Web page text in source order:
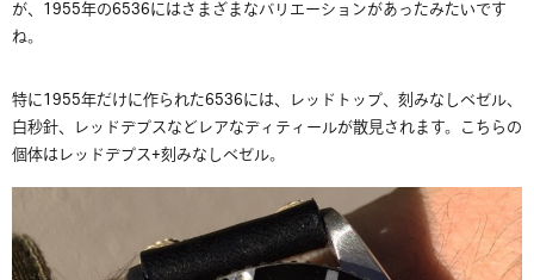
が、1955年の6536にはさまざまなバリエーションがあったみたいです
ね。
特に1955年だけに作られた6536には、レッドトップ、刻みなしベゼル、
白秒針、レッドデプスなどレアなディティールが散見されます。こちらの
個体はレッドデプス+刻みなしベゼル。